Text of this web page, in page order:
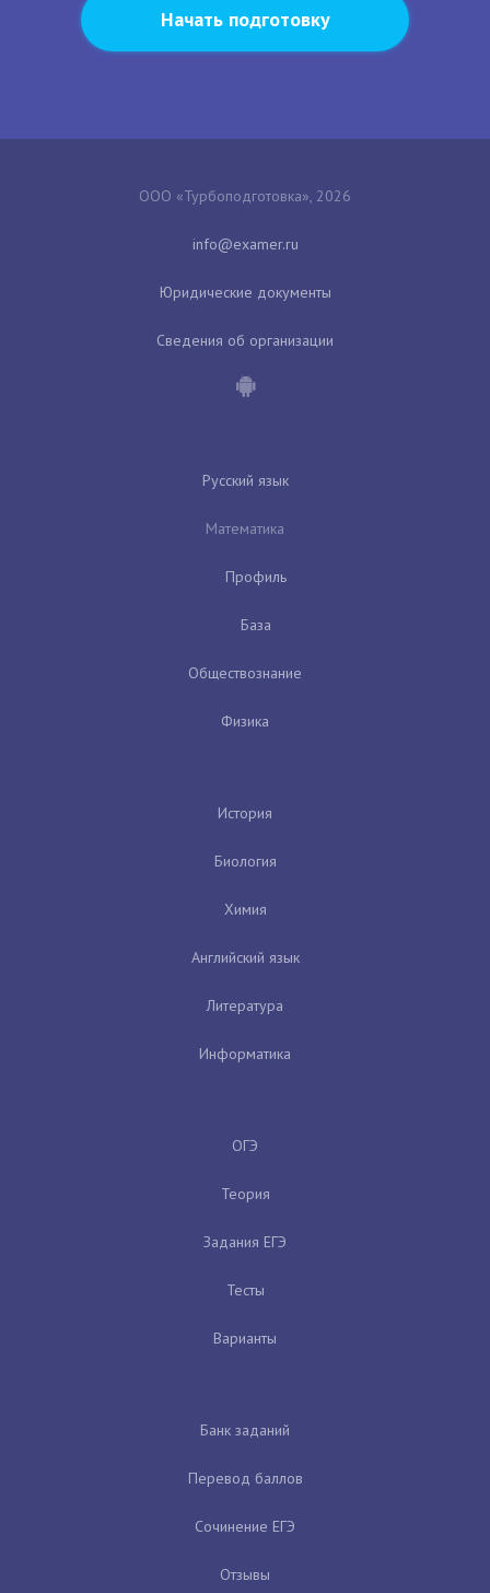
Начать подготовку
ООО «Турбоподготовка», 2026
Юридические документы
Сведения об организации
Русский язык
Математика
Профиль
База
Обществознание
Физика
История
Биология
Химия
Английский язык
Литература
Информатика
ОГЭ
Теория
Задания ЕГЭ
Тесты
Варианты
Банк заданий
Перевод баллов
Сочинение ЕГЭ
Отзывы